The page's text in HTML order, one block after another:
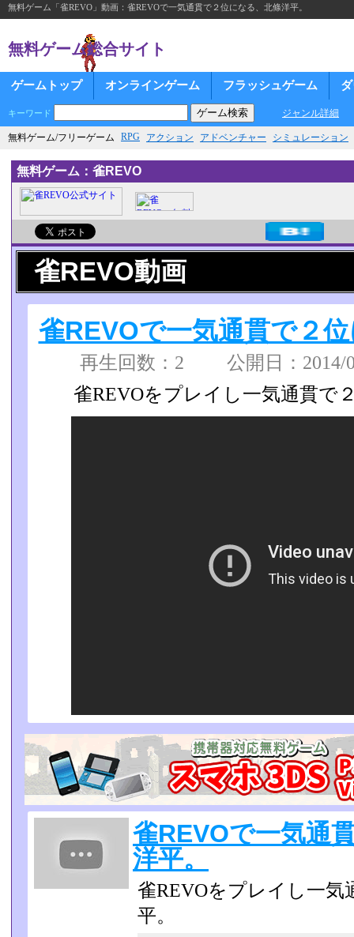
無料ゲーム「雀REVO」動画：雀REVOで一気通貫で２位になる、北條洋平。
無料ゲーム総合サイト
ゲームトップ オンラインゲーム フラッシュゲーム
キーワード ジャンル詳細
無料ゲーム/フリーゲーム RPG アクション アドベンチャー シミュレーション
無料ゲーム：雀REVO
雀REVO動画
雀REVOで一気通貫で２
再生回数：2 公開日：2014/
雀REVOをプレイし一気通貫で
雀REVOで一気通
洋平。
雀REVOをプレイし一気
平。